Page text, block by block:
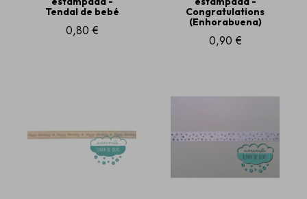
Tendal de bebé
0,80 €
Congratulations
(Enhorabuena)
0,90 €